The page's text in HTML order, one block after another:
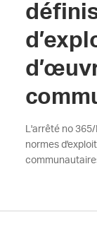
L'arrêté no
normes